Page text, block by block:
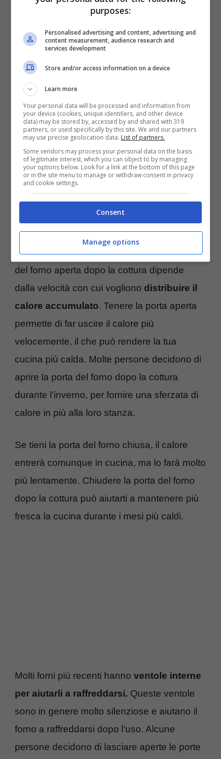
Nel complesso, le persone sono divise sulla
possibilità o meno di chiudere la porta del
forno dopo la cottura. Ci sono alcuni
vantaggi, così come alcuni potenziali rischi.
Tieni presente che, indipendentemente
dall’opzione che decidi, ilcalore del forno
finirà sempre nella tua cucina
Per molte persone, lasciare o meno la porta
del forno aperta dopo la cottura dipende
dalla velocità con cui vogliono distribuire il
calore accumulato. Tenere la porta aperta
permette di far uscire il calore più
velocemente, il che può rendere la tua
cucina più calda. Molte persone decidono di
aprire la porta del forno dopo la cottura
durante l’inverno, per fornire una sferzata di
calore in più alla loro stanza.
Se tieni la porta del forno chiusa, il calore
entrerà comunque in cucina, ma lo farà molto
più lentamente. Chiudere la porta del forno
dopo la cottura può aiutarti a mantenere più
fresca la cucina durante i mesi più caldi.
Molti forni più recenti hanno ventole interne
per aiutarli a raffreddarsi. Queste ventole
sono in genere molto silenziose e aiutano il
forno a raffreddarsi dopo l’uso. Alcune
persone decidono di lasciare aperte le porte
purposes:
Personalised advertising and content, advertising and
content measurement, audience research and
services development
Store and/or access information on a device
Learn more
Your personal data will be processed and information from
your device (cookies, unique identifiers, and other device
data) may be stored by, accessed by and shared with 319
partners, or used specifically by this site. We and our partners
may use precise geolocation data. List of partners.
Some vendors may process your personal data on the basis
of legitimate interest, which you can object to by managing
your options below. Look for a link at the bottom of this page
or in the site menu to manage or withdraw consent in privacy
and cookie settings.
Consent
Manage options